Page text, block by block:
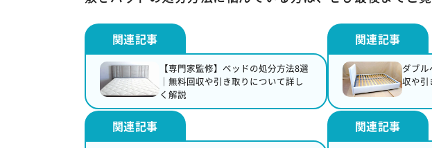
【専門家監修】ベッドの処分方法8選
｜無料回収や引き取りについて詳し
く解説
ダブル
収や引